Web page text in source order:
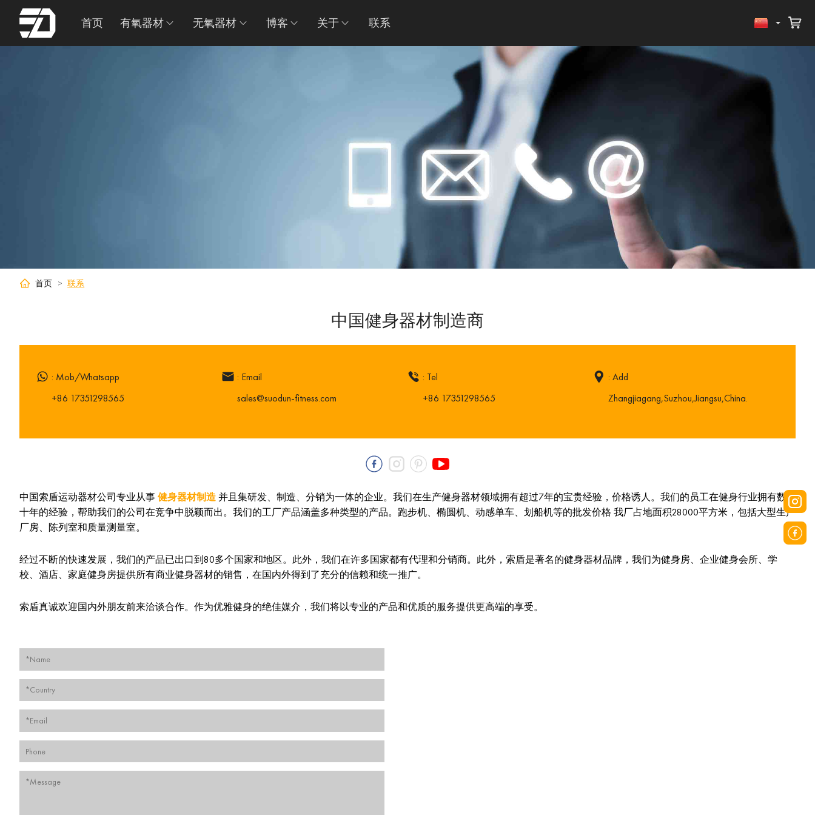
首页 有氧器材 无氧器材 博客 关于 联系
首页 > 联系
中国健身器材制造商
: Mob/Whatsapp
+86 17351298565
: Email
sales@suodun-fitness.com
: Tel
+86 17351298565
: Add
Zhangjiagang,Suzhou,Jiangsu,China.
中国索盾运动器材公司专业从事健身器材制造并且集研发、制造、分销为一体的企业。我们在生产健身器材领域拥有超过7年的宝贵经验，价格诱人。我们的员工在健身行业拥有数
十年的经验，帮助我们的公司在竞争中脱颖而出。我们的工厂产品涵盖多种类型的产品。跑步机、椭圆机、动感单车、划船机等的批发价格 我厂占地面积28000平方米，包括大型生产
厂房、陈列室和质量测量室。
经过不断的快速发展，我们的产品已出口到80多个国家和地区。此外，我们在许多国家都有代理和分销商。此外，索盾是著名的健身器材品牌，我们为健身房、企业健身会所、学
校、酒店、家庭健身房提供所有商业健身器材的销售，在国内外得到了充分的信赖和统一推广。
索盾真诚欢迎国内外朋友前来洽谈合作。作为优雅健身的绝佳媒介，我们将以专业的产品和优质的服务提供更高端的享受。